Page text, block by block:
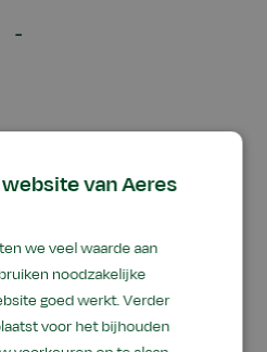
bij de machinefabrikant
leer je hoe je moet
eigen protocol waarin
onderdelen je wel
Hoornsman pleit ervoor
van Aeres
we veel waarde aan
noodzakelijke
goed werkt. Verder
voor het bijhouden